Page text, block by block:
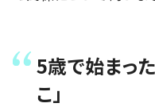
5歳で始まっ
こ」